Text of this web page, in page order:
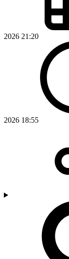
2026 21:20
2026 18:55